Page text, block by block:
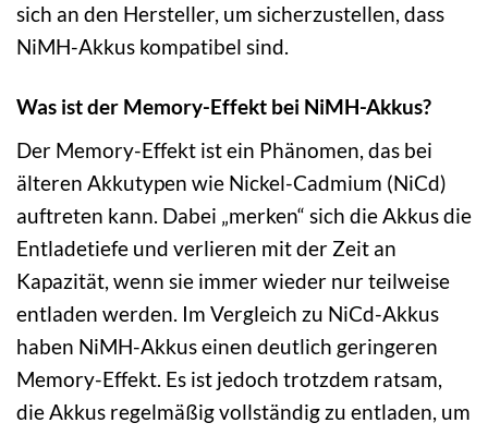
sich an den Hersteller, um sicherzustellen, dass
NiMH-Akkus kompatibel sind.
Was ist der Memory-Effekt bei NiMH-Akkus?
Der Memory-Effekt ist ein Phänomen, das bei
älteren Akkutypen wie Nickel-Cadmium (NiCd)
auftreten kann. Dabei „merken“ sich die Akkus die
Entladetiefe und verlieren mit der Zeit an
Kapazität, wenn sie immer wieder nur teilweise
entladen werden. Im Vergleich zu NiCd-Akkus
haben NiMH-Akkus einen deutlich geringeren
Memory-Effekt. Es ist jedoch trotzdem ratsam,
die Akkus regelmäßig vollständig zu entladen, um